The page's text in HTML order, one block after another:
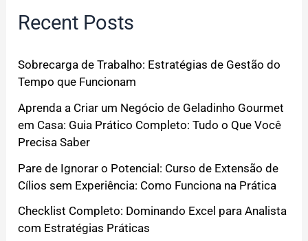
Recent Posts
Sobrecarga de Trabalho: Estratégias de Gestão do
Tempo que Funcionam
Aprenda a Criar um Negócio de Geladinho Gourmet
em Casa: Guia Prático Completo: Tudo o Que Você
Precisa Saber
Pare de Ignorar o Potencial: Curso de Extensão de
Cílios sem Experiência: Como Funciona na Prática
Checklist Completo: Dominando Excel para Analista
com Estratégias Práticas